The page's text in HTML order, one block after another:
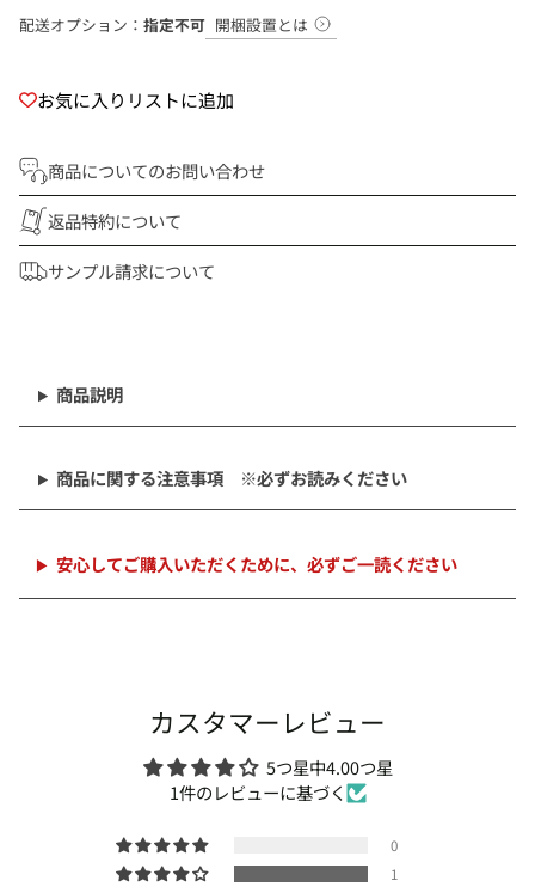
配送オプション： 指定不可 開梱設置とは
お気に入りリストに追加
商品についてのお問い合わせ
返品特約について
サンプル請求について
追
商品説明
商品に関する注意事項 ※必ずお読みください
安心してご購入いただくために、必ずご一読ください
カスタマーレビュー
5つ星中4.00つ星
1件のレビューに基づく
0
1